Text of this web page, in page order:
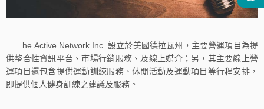
he Active Network Inc. 設立於美國德拉瓦州，主要營運項目為提
供整合性資訊平台、市場行銷服務、及線上媒介；另，其主要線上營
運項目還包含提供運動訓練服務、休閒活動及運動項目等行程安排，
即提供個人健身訓練之建議及服務。